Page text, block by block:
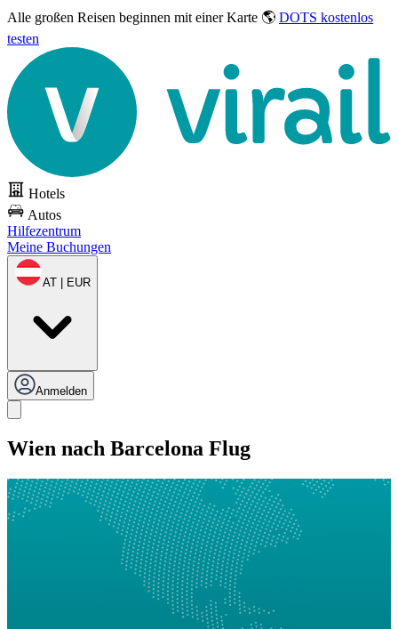
Alle großen Reisen beginnen mit einer Karte 🌎 DOTS kostenlos
testen
Hotels
Autos
Hilfezentrum
Meine Buchungen
AT | EUR
Anmelden
Wien nach Barcelona Flug